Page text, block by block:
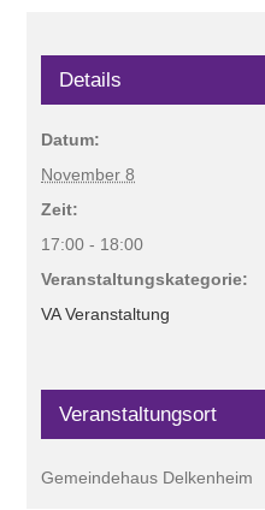
Details
Datum:
November 8
Zeit:
17:00 - 18:00
Veranstaltungskategorie:
VA Veranstaltung
Veranstaltungsort
Gemeindehaus Delkenheim